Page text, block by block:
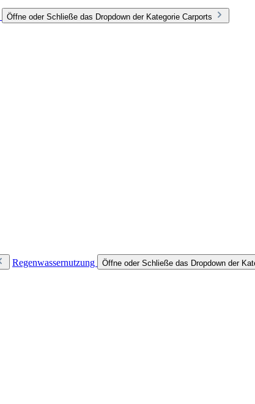
Öffne oder Schließe das Dropdown der Kategorie Carports
Regenwassernutzung Öffne oder Schließe das Dropdown der